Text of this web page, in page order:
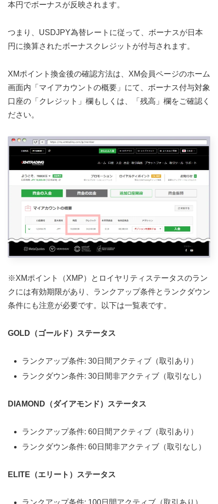
本円でボーナスが反映されます。
つまり、USDJPY為替レートに従って、ボーナスが日本
円に換算されたボーナスクレジットが付与されます。
XMポイント換金後の確認方法は、XM会員ページのホーム
画面内「マイアカウントの概要」にて、ボーナス付与対象
口座の「クレジット」欄もしくは、「残高」欄をご確認く
ださい。
※XMポイント（XMP）とロイヤリティステータスのラン
クには有効期限があり、ランクアップ条件とランクダウン
条件にも注意が必要です。以下は一覧表です。
GOLD（ゴールド）ステータス
ランクアップ条件: 30日間アクティブ（取引あり）
ランクダウン条件: 30日間非アクティブ（取引なし）
DIAMOND（ダイアモンド）ステータス
ランクアップ条件: 60日間アクティブ（取引あり）
ランクダウン条件: 60日間非アクティブ（取引なし）
ELITE（エリート）ステータス
ランクアップ条件: 100日間アクティブ（取引あり）